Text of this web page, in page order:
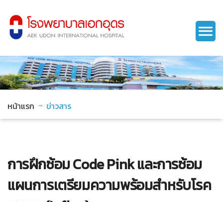
หน้าแรก ข่าวสาร
การฝึกซ้อม Code Pink และการซ้อม
แผนการเตรียมความพร้อมสำหรับโรค